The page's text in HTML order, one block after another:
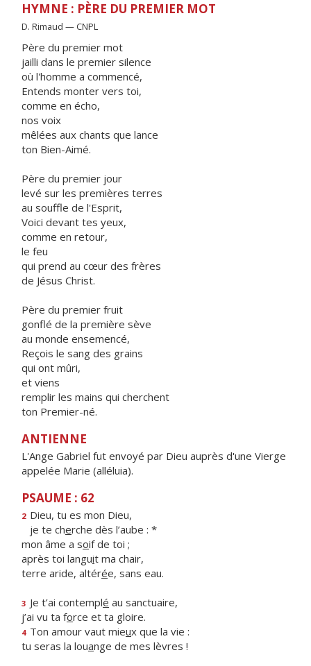
HYMNE : PÈRE DU PREMIER MOT
D. Rimaud — CNPL
Père du premier mot
jailli dans le premier silence
où l'homme a commencé,
Entends monter vers toi,
comme en écho,
nos voix
mêlées aux chants que lance
ton Bien-Aimé.
Père du premier jour
levé sur les premières terres
au souffle de l'Esprit,
Voici devant tes yeux,
comme en retour,
le feu
qui prend au cœur des frères
de Jésus Christ.
Père du premier fruit
gonflé de la première sève
au monde ensemencé,
Reçois le sang des grains
qui ont mûri,
et viens
remplir les mains qui cherchent
ton Premier-né.
ANTIENNE
L'Ange Gabriel fut envoyé par Dieu auprès d'une Vierge
appelée Marie (alléluia).
PSAUME : 62
2 Dieu, tu es mon Dieu,
je te cherche dès l’aube : *
mon âme a soif de toi ;
après toi languit ma chair,
terre aride, altérée, sans eau.
3 Je t’ai contemplé au sanctuaire,
j’ai vu ta force et ta gloire.
4 Ton amour vaut mieux que la vie :
tu seras la louange de mes lèvres !